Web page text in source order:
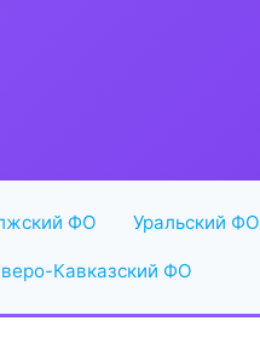
ФО Уральский ФО
Кавказский ФО